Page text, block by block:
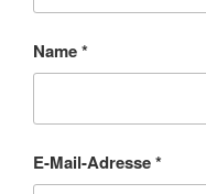
Name*
E-Mail-Adresse*